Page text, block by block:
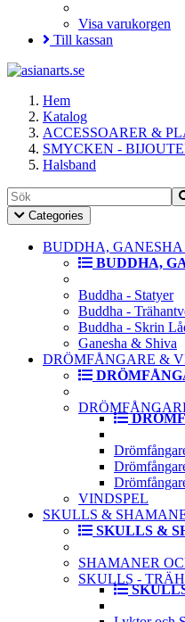
Visa varukorgen
Till kassan
Hem
Katalog
ACCESSOARER &
SMYCKEN -
Halsband
Toggle
Navigation
Categories
BUDDHA, GANESHA
BUDDHA,
Buddha - Statyer
Buddha -
Buddha - Skrin
Ganesha & Shiva
DRÖMFÅNGARE &
VINDSPEL
SKULLS &
SKULLS &
SHAMANER
SKULLS -